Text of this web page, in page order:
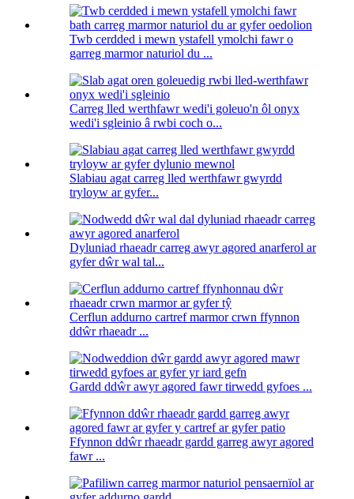
Twb cerdded i mewn ystafell ymolchi fawr o
garreg marmor naturiol du ...
Carreg lled werthfawr wedi'i goleuo'n ôl onyx
wedi'i sgleinio â rwbi coch o...
Slabiau agat carreg lled werthfawr gwyrdd
tryloyw ar gyfer...
Dyluniad rhaeadr carreg awyr agored anarferol ar
gyfer dŵr wal tal...
Cerflun addurno cartref marmor crwn ffynnon
ddŵr rhaeadr ...
Gardd ddŵr awyr agored fawr tirwedd gyfoes ...
Ffynnon ddŵr rhaeadr gardd garreg awyr agored
fawr ...